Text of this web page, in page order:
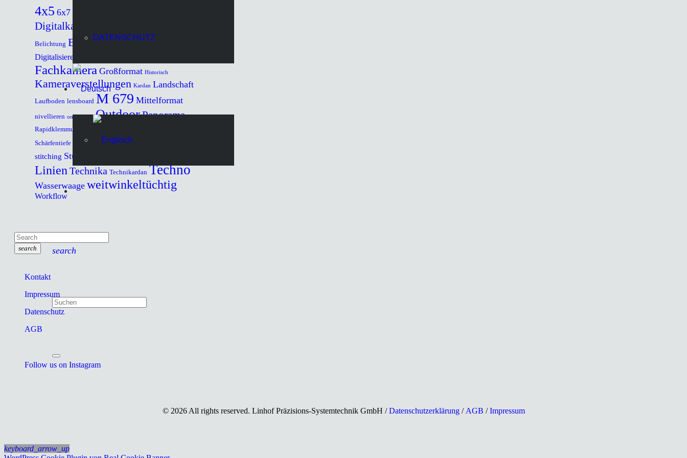
DATENSCHUTZ
search
4x5 6x7
Digitalkameras
Belichtung Bildkontrolledigital
Digitalisieren
Fachkamera Großformat Historisch
Kameraverstellungen Kardan Landschaft
Laufboden lensboard M 679 Mittelformat
nivellieren on location OutdoorPanorama
Rapidklemmung
Schärfentiefe Shift &Tilt Stative
stitching Studio
Linien Technika Technikardan Techno
Wasserwaage weitwinkeltüchtig
Workflow
search
Kontakt
Impressum
Datenschutz
AGB
Follow us on Instagram
© 2026 All rights reserved. Linhof Präzisions-Systemtechnik GmbH /Datenschutzerklärung/ AGB /Impressum
keyboard_arrow_up